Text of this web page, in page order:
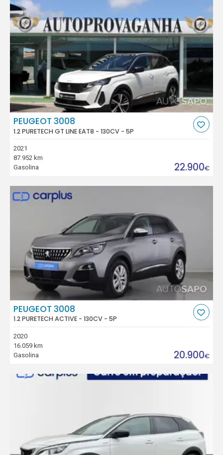
PEUGEOT 3008
1.2 PURETECH GT LINE EAT8 - 130CV - 5P
2021
87.952 km
Gasolina
22.900€
PEUGEOT 3008
1.2 PURETECH ACTIVE - 130CV - 5P
2020
16.059 km
Gasolina
20.900€